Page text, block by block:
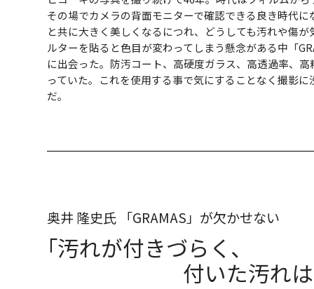
その場でカメラの背面モニターで確認できる良き時代
と共に大きく美しくなるにつれ、どうしても汚れや傷
ルターを貼ると色目が変わってしまう懸念がある中「
に出会った。防汚コート、高硬度ガラス、高透過率、
っていた。これを使用する事で気にすることなく撮影
だ。
奥井 隆史氏 「GRAMAS」が欠かせない
｢汚れが付きづらく､
付いた汚れ